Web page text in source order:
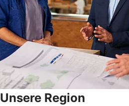
Unsere Region